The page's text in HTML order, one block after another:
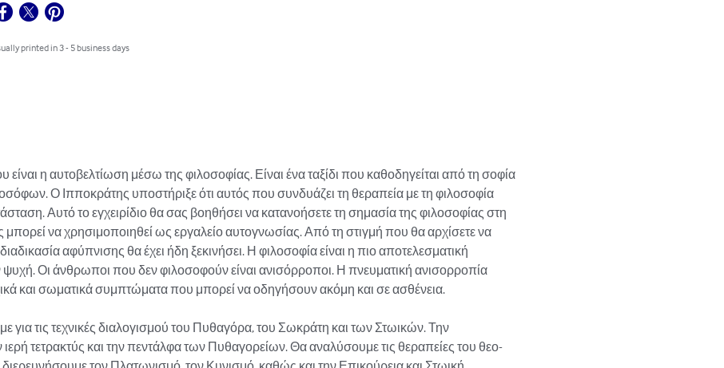
printed in 3 - 5 business days
είναι η αυτοβελτίωση μέσω της φιλοσοφίας. Είναι ένα ταξίδι που καθοδηγείται από τη σοφία
Ο Ιπποκράτης υποστήριξε ότι αυτός που συνδυάζει τη θεραπεία με τη φιλοσοφία
Αυτό το εγχειρίδιο θα σας βοηθήσει να κατανοήσετε τη σημασία της φιλοσοφίας στη
μπορεί να χρησιμοποιηθεί ως εργαλείο αυτογνωσίας. Από τη στιγμή που θα αρχίσετε να
αφύπνισης θα έχει ήδη ξεκινήσει. Η φιλοσοφία είναι η πιο αποτελεσματική
ψυχή. Οι άνθρωποι που δεν φιλοσοφούν είναι ανισόρροποι. Η πνευματική ανισορροπία
και σωματικά συμπτώματα που μπορεί να οδηγήσουν ακόμη και σε ασθένεια.
για τις τεχνικές διαλογισμού του Πυθαγόρα, του Σωκράτη και των Στωικών. Την
ιερή τετρακτύς και την πεντάλφα των Πυθαγορείων. Θα αναλύσουμε τις θεραπείες του θεο-